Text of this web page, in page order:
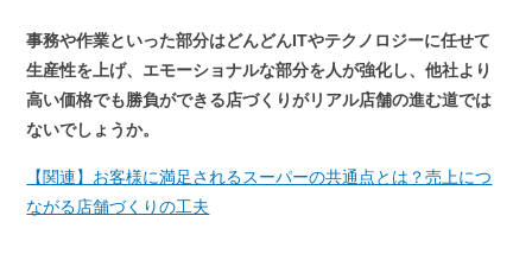
事務や作業といった部分はどんどんITやテクノロジーに任せて
生産性を上げ、エモーショナルな部分を人が強化し、他社より
高い価格でも勝負ができる店づくりがリアル店舗の進む道では
ないでしょうか。
【関連】お客様に満足されるスーパーの共通点とは？売上につ
ながる店舗づくりの工夫